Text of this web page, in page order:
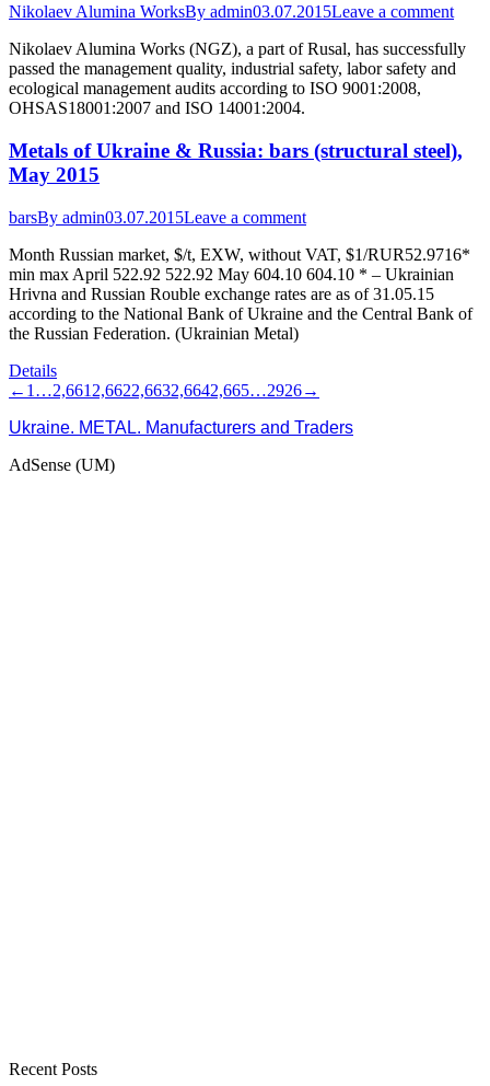
Nikolaev Alumina WorksBy admin03.07.2015Leave a comment
Nikolaev Alumina Works (NGZ), a part of Rusal, has successfully
passed the management quality, industrial safety, labor safety and
ecological management audits according to ISO 9001:2008,
OHSAS18001:2007 and ISO 14001:2004.
Metals of Ukraine & Russia: bars (structural steel),
May 2015
barsBy admin03.07.2015Leave a comment
Month Russian market, $/t, EXW, without VAT, $1/RUR52.9716*
min max April 522.92 522.92 May 604.10 604.10 * – Ukrainian
Hrivna and Russian Rouble exchange rates are as of 31.05.15
according to the National Bank of Ukraine and the Central Bank of
the Russian Federation. (Ukrainian Metal)
Details
← 1 …2,661 2,6622,6632,6642,665…2926→
Ukraine. METAL. Manufacturers and Traders
AdSense (UM)
Recent Posts